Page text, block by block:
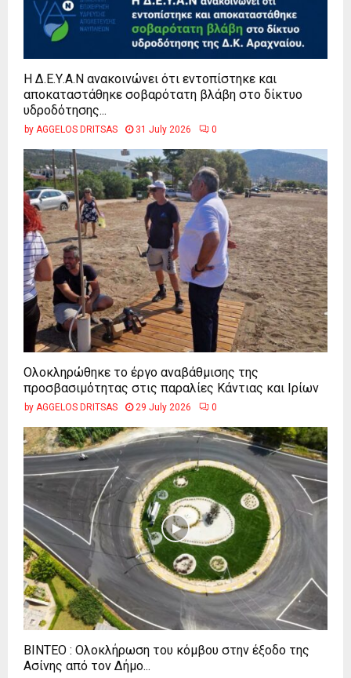
Η Δ.Ε.Υ.Α.Ν ανακοινώνει ότι εντοπίστηκε και
αποκαταστάθηκε σοβαρότατη βλάβη στο δίκτυο
υδροδότησης...
by AGGELOS DRITSAS 31 July 2026 0
Ολοκληρώθηκε το έργο αναβάθμισης της
προσβασιμότητας στις παραλίες Κάντιας και Ιρίων
by AGGELOS DRITSAS 29 July 2026 0
ΒΙΝΤΕΟ : Ολοκλήρωση του κόμβου στην έξοδο της
Ασίνης από τον Δήμο...